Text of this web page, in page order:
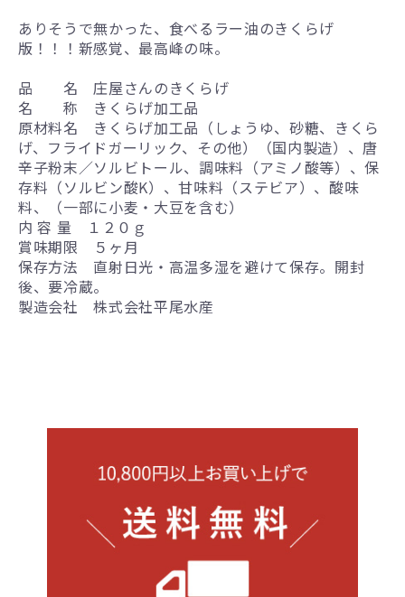
ありそうで無かった、食べるラー油のきくらげ
版！！！新感覚、最高峰の味。
品 名 庄屋さんのきくらげ
名 称 きくらげ加工品
原材料名 きくらげ加工品（しょうゆ、砂糖、きくら
げ、フライドガーリック、その他）（国内製造）、唐
辛子粉末／ソルビトール、調味料（アミノ酸等）、保
存料（ソルビン酸K）、甘味料（ステビア）、酸味
料、（一部に小麦・大豆を含む）
内 容 量 １２０ｇ
賞味期限 ５ヶ月
保存方法 直射日光・高温多湿を避けて保存。開封
後、要冷蔵。
製造会社 株式会社平尾水産